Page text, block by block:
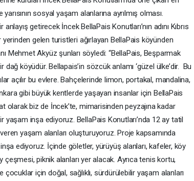
sosyal yaşam alanlarına ayrılmış olması.
getirecek İncek BellaPais Konutları’nın adını Kıbrıs
gelen turistleri ağırlayan BellaPais köyünden
Mehmet Akyüz şunları söyledi: “BellaPais, Beşparmak
dağ köyüdür. Bellapais’in sözcük anlamı ‘güzel ülke’dir. Bu
açılır bu evlere. Bahçelerinde limon, portakal, mandalina,
gibi büyük kentlerde yaşayan insanlar için BellaPais
olarak biz de İncek’te, mimarisinden peyzajına kadar
yaşam inşa ediyoruz. BellaPais Konutları’nda 12 ay tatil
yaşam alanları oluşturuyoruz. Proje kapsamında
ediyoruz. İçinde göletler, yürüyüş alanları, kafeler, köy
piknik alanları yer alacak. Ayrıca tenis kortu,
için doğal, sağlıklı, sürdürülebilir yaşam alanları